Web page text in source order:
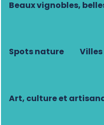
Beaux vignobles,
Spots nature
Art, culture et